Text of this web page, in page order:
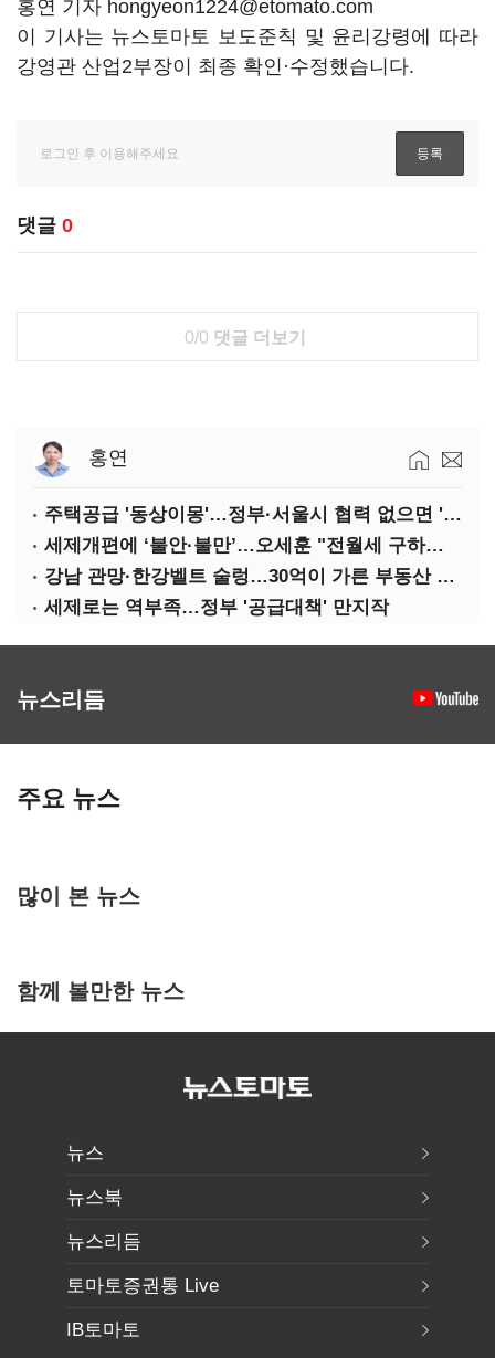
홍연 기자 hongyeon1224@etomato.com
이 기사는 뉴스토마토 보도준칙 및 윤리강령에 따라
강영관 산업2부장이 최종 확인·수정했습니다.
댓글 0
0/0 댓글 더보기
홍연
주택공급 '동상이몽'…정부·서울시 협력 없으면 '공수표'
세제개편에 ‘불안·불만’…오세훈 "전월세 구하기 더 힘들어질 것"
강남 관망·한강벨트 술렁…30억이 가른 부동산 민심
세제로는 역부족…정부 '공급대책' 만지작
뉴스리듬
주요 뉴스
많이 본 뉴스
함께 볼만한 뉴스
뉴스
뉴스북
뉴스리듬
토마토증권통 Live
IB토마토